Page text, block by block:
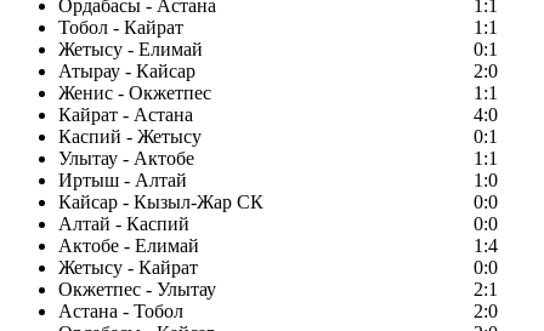
Ордабасы - Астана
1:1
Тобол - Кайрат
1:1
Жетысу - Елимай
0:1
Атырау - Кайсар
2:0
Женис - Окжетпес
1:1
Кайрат - Астана
4:0
Каспий - Жетысу
0:1
Улытау - Актобе
1:1
Иртыш - Алтай
1:0
Кайсар - Кызыл-Жар СК
0:0
Алтай - Каспий
0:0
Актобе - Елимай
1:4
Жетысу - Кайрат
0:0
Окжетпес - Улытау
2:1
Астана - Тобол
2:0